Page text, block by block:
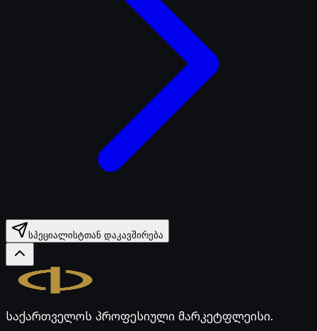
სპეციალისტთან დაკავშირება
საქართველოს პროფესიული მარკეტფლეისი.